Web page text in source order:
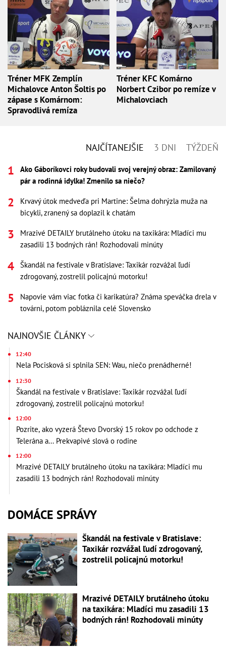
Tréner MFK Zemplín
Michalovce Anton Šoltis po
zápase s Komárnom:
Spravodlivá remíza
Tréner KFC Komárno
Norbert Czibor po remíze v
Michalovciach
NAJČÍTANEJŠIE 3 DNI TÝŽDEŇ
Ako Gáboríkovci roky budovali svoj verejný obraz: Zamilovaný
pár a rodinná idylka! Zmenilo sa niečo?
Krvavý útok medveďa pri Martine: Šelma dohrýzla muža na
bicykli, zranený sa doplazil k chatám
Mrazivé DETAILY brutálneho útoku na taxikára: Mladíci mu
zasadili 13 bodných rán! Rozhodovali minúty
Škandál na festivale v Bratislave: Taxikár rozvážal ľudí
zdrogovaný, zostrelil policajnú motorku!
Napovie vám viac fotka či karikatúra? Známa speváčka drela v
továrni, potom pobláznila celé Slovensko
NAJNOVŠIE ČLÁNKY
12:40
Nela Pocisková si splnila SEN: Wau, niečo prenádherné!
12:30
Škandál na festivale v Bratislave: Taxikár rozvážal ľudí
zdrogovaný, zostrelil policajnú motorku!
12:00
Pozrite, ako vyzerá Števo Dvorský 15 rokov po odchode z
Telerána a... Prekvapivé slová o rodine
12:00
Mrazivé DETAILY brutálneho útoku na taxikára: Mladíci mu
zasadili 13 bodných rán! Rozhodovali minúty
DOMÁCE SPRÁVY
Škandál na festivale v Bratislave:
Taxikár rozvážal ľudí zdrogovaný,
zostrelil policajnú motorku!
Mrazivé DETAILY brutálneho útoku
na taxikára: Mladíci mu zasadili 13
bodných rán! Rozhodovali minúty